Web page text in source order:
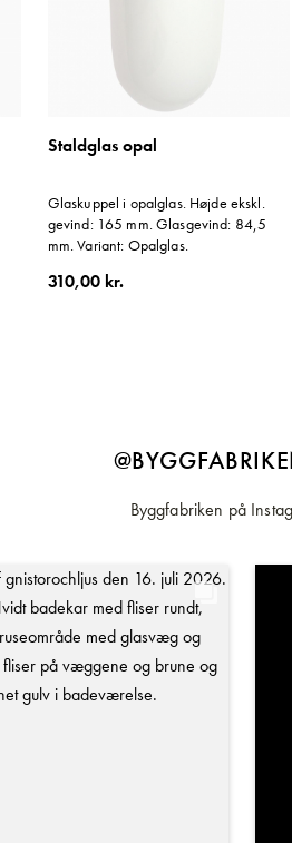
Staldglas opal
Glaskuppel i opalglas. Højde ekskl.
gevind: 165 mm. Glasgevind: 84,5
mm. Variant: Opalglas.
310,00 kr.
Byggfabriken på